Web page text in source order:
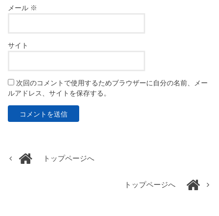
メール ※
サイト
次回のコメントで使用するためブラウザーに自分の名前、メー
ルアドレス、サイトを保存する。
トップページへ
トップページへ